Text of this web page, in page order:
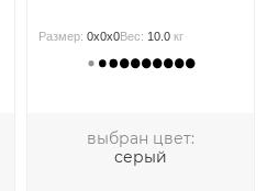
Размер:0x0x0Вес: 10.0 кг
выбран цвет:
серый